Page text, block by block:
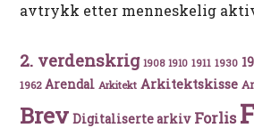
avtrykk etter menneskelig
2. verdenskrig 1908 1910 1911 1930
1962 Arendal Arkitekt Arkitektskisse
Brev Digitaliserte arkiv Forlis